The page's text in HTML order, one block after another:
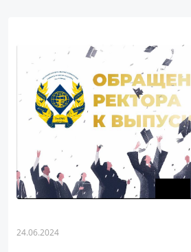
24.06.2024